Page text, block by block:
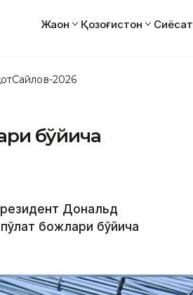
Жаҳон Қозоғистон Сиёсат
Сайлов-2026
бўйича
Дональд
божлари бўйича